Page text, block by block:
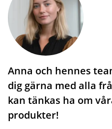
Anna och hennes
dig gärna med alla
kan tänkas ha om
produkter!